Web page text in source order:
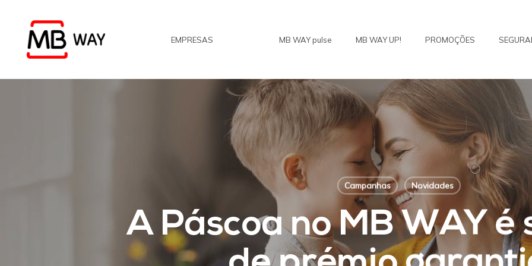
content
EMPRESAS MB WAY pulse MB WAY UP! PROMOÇÕES
Campanhas Novidades
A Páscoa no MB WAY é